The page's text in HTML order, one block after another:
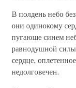
В полдень небо
они одинокому
пугающе синем
равнодушной
сердце,
недолговечен.